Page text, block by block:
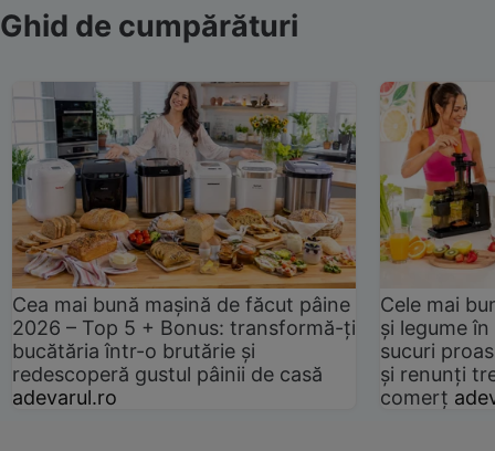
Ghid de cumpărături
Cea mai bună mașină de făcut pâine
2026 – Top 5 + Bonus: transformă-ți
bucătăria într-o brutărie și
redescoperă gustul pâinii de casă
adevarul.ro
Cele mai
și legume
sucuri
și renunți
comerț